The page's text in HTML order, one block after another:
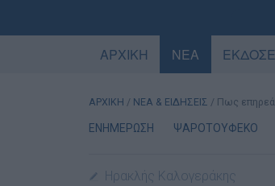
ΑΡΧΙΚΗ ΝΕΑ
ΑΡΧΙΚΗ / ΝΕΑ & ΕΙΔΗΣΕΙΣ / Πως
ΕΝΗΜΕΡΩΣΗ ΨΑΡΟΤΟΥΦΕΚΟ
Ηρακλής Καλογεράκης